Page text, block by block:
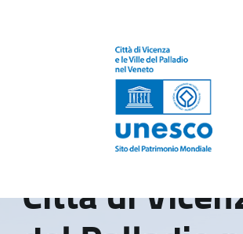
Città di